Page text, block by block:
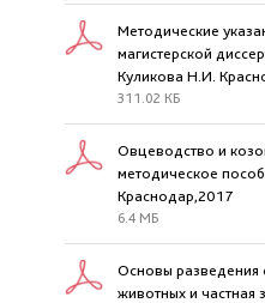
Методические
магистерской
Куликова Н.И.
311.02 КБ
Овцеводство и
методическое
Краснодар,2017
6.4 МБ
Основы разведения
животных и частная